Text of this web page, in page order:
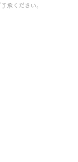
承ください。